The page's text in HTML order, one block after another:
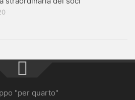
"per quarto"